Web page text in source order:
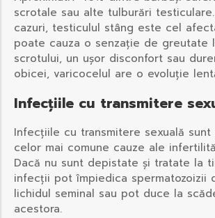
scrotale sau alte tulburări
cazuri, testiculul stâng este cel
poate cauza o senzație de greutate
scrotului, un ușor disconfort sau
obicei, varicocelul are o evoluție
Infecțiile cu transmitere
Infecțiile cu transmitere sexuală
celor mai comune cauze ale
Dacă nu sunt depistate și tratate la
infecții pot împiedica spermatozoizii
lichidul seminal sau pot duce la
acestora.